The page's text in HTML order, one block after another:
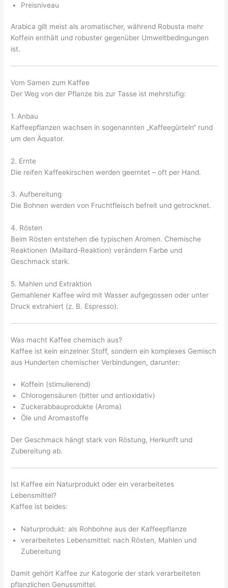
Preisniveau
Arabica gilt meist als aromatischer, während Robusta mehr
Koffein enthält und robuster gegenüber Umweltbedingungen
ist.
Vom Samen zum Kaffee
Der Weg von der Pflanze bis zur Tasse ist mehrstufig:
1. Anbau
Kaffeepflanzen wachsen in sogenannten „Kaffeegürteln“ rund
um den Äquator.
2. Ernte
Die reifen Kaffeekirschen werden geerntet – oft per Hand.
3. Aufbereitung
Die Bohnen werden von Fruchtfleisch befreit und getrocknet.
4. Rösten
Beim Rösten entstehen die typischen Aromen. Chemische
Reaktionen (Maillard-Reaktion) verändern Farbe und
Geschmack stark.
5. Mahlen und Extraktion
Gemahlener Kaffee wird mit Wasser aufgegossen oder unter
Druck extrahiert (z. B. Espresso).
Was macht Kaffee chemisch aus?
Kaffee ist kein einzelner Stoff, sondern ein komplexes Gemisch
aus Hunderten chemischer Verbindungen, darunter:
Koffein (stimulierend)
Chlorogensäuren (bitter und antioxidativ)
Zuckerabbauprodukte (Aroma)
Öle und Aromastoffe
Der Geschmack hängt stark von Röstung, Herkunft und
Zubereitung ab.
Ist Kaffee ein Naturprodukt oder ein verarbeitetes
Lebensmittel?
Kaffee ist beides:
Naturprodukt: als Rohbohne aus der Kaffeepflanze
verarbeitetes Lebensmittel: nach Rösten, Mahlen und
Zubereitung
Damit gehört Kaffee zur Kategorie der stark verarbeiteten
pflanzlichen Genussmittel.